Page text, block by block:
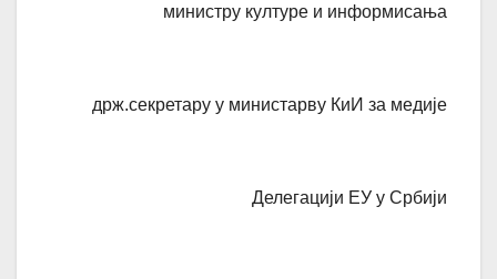
министру културе и информисања
држ.секретару у министарву КиИ за медије
Делегацији ЕУ у Србији